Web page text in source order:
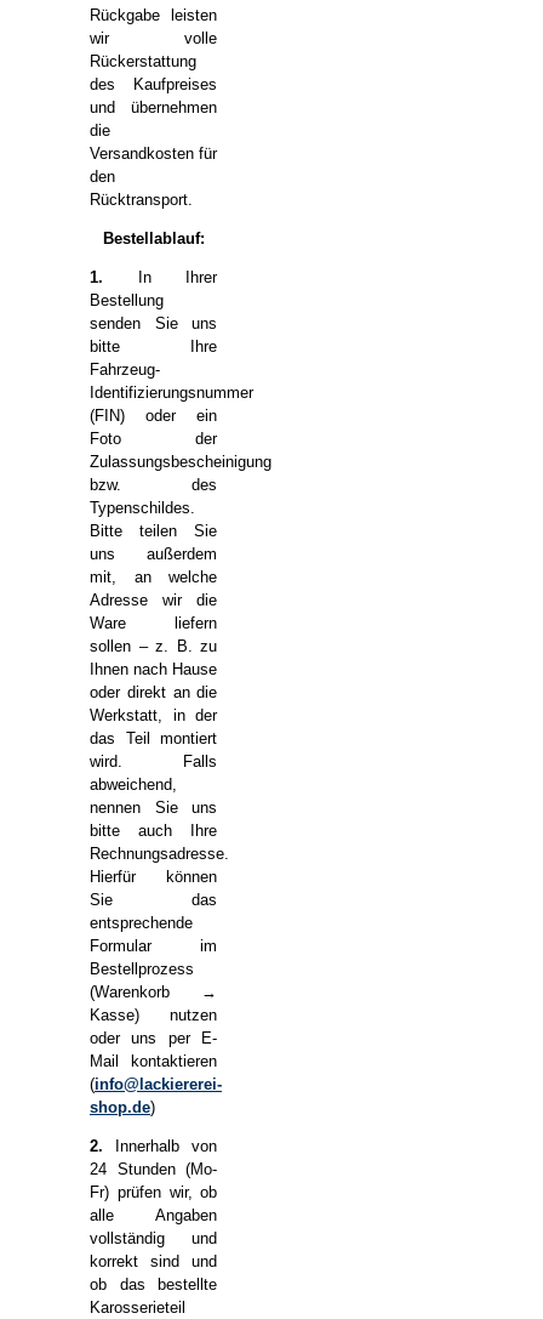
Rückgabe leisten
wir volle
Rückerstattung
des Kaufpreises
und übernehmen
die
Versandkosten für
den
Rücktransport.
Bestellablauf:
1. In Ihrer
Bestellung
senden Sie uns
bitte Ihre
Fahrzeug-
Identifizierungsnummer
(FIN) oder ein
Foto der
Zulassungsbescheinigung
bzw. des
Typenschildes.
Bitte teilen Sie
uns außerdem
mit, an welche
Adresse wir die
Ware liefern
sollen – z. B. zu
Ihnen nach Hause
oder direkt an die
Werkstatt, in der
das Teil montiert
wird. Falls
abweichend,
nennen Sie uns
bitte auch Ihre
Rechnungsadresse.
Hierfür können
Sie das
entsprechende
Formular im
Bestellprozess
(Warenkorb →
Kasse) nutzen
oder uns per E-
Mail kontaktieren
(info@lackiererei-
shop.de)
2. Innerhalb von
24 Stunden (Mo-
Fr) prüfen wir, ob
alle Angaben
vollständig und
korrekt sind und
ob das bestellte
Karosserieteil